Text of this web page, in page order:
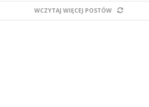
WCZYTAJ WIĘCEJ POSTÓW